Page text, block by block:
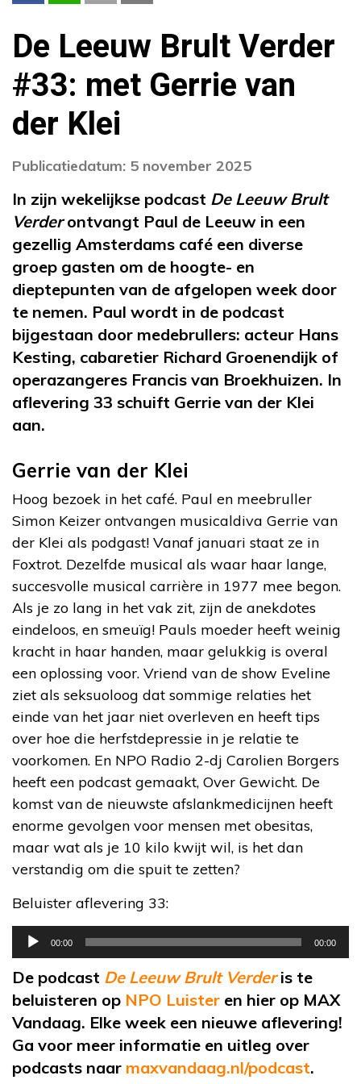
De Leeuw Brult Verder
#33: met Gerrie van
der Klei
Publicatiedatum: 5 november 2025
In zijn wekelijkse podcast De Leeuw Brult
Verderontvangt Paul de Leeuw in een
gezellig Amsterdams café een diverse
groep gasten om de hoogte- en
dieptepunten van de afgelopen week door
te nemen. Paul wordt in de podcast
bijgestaan door medebrullers: acteur Hans
Kesting, cabaretier Richard Groenendijk of
operazangeres Francis van Broekhuizen. In
aflevering 33 schuift Gerrie van der Klei
aan.
Gerrie van der Klei
Hoog bezoek in het café. Paul en meebruller
Simon Keizer ontvangen musicaldiva Gerrie van
der Klei als podgast! Vanaf januari staat ze in
Foxtrot. Dezelfde musical als waar haar lange,
succesvolle musical carrière in 1977 mee begon.
Als je zo lang in het vak zit, zijn de anekdotes
eindeloos, en smeuïg! Pauls moeder heeft weinig
kracht in haar handen, maar gelukkig is overal
een oplossing voor. Vriend van de show Eveline
ziet als seksuoloog dat sommige relaties het
einde van het jaar niet overleven en heeft tips
over hoe die herfstdepressie in je relatie te
voorkomen. En NPO Radio 2-dj Carolien Borgers
heeft een podcast gemaakt, Over Gewicht. De
komst van de nieuwste afslankmedicijnen heeft
enorme gevolgen voor mensen met obesitas,
maar wat als je 10 kilo kwijt wil, is het dan
verstandig om die spuit te zetten?
Beluister aflevering 33:
Audiospeler
00:00 00:00
De podcast De Leeuw Brult Verderis te
beluisteren op NPO Luister en hier op MAX
Vandaag. Elke week een nieuwe aflevering!
Ga voor meer informatie en uitleg over
podcasts naar maxvandaag.nl/podcast.